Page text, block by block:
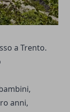
a Trento.
anni,